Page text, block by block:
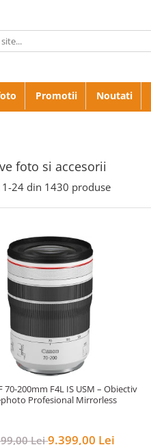
Promotii Noutati
foto si accesorii
1-24 din 1430 produse
70-200mm F4L IS USM – Obiectiv
Profesional Mirrorless
Lei9.399,00 Lei